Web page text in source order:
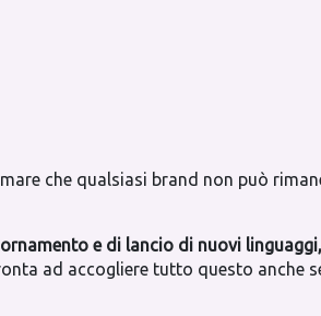
che qualsiasi brand non può
e di lancio di nuovi
ad accogliere tutto questo anche